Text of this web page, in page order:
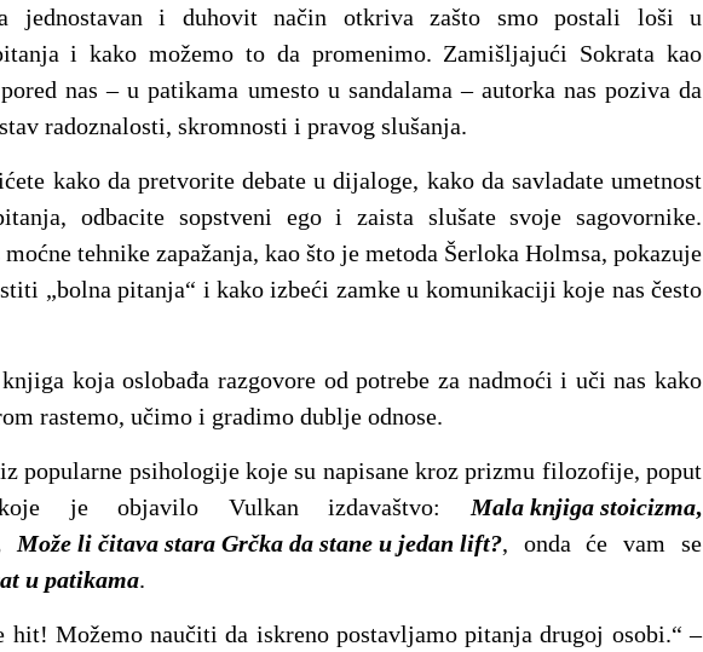
jednostavan i duhovit način otkriva zašto smo postali loši u
i kako možemo to da promenimo. Zamišljajući Sokrata kao
nas – u patikama umesto u sandalama – autorka nas poziva da
radoznalosti, skromnosti i pravog slušanja.
kako da pretvorite debate u dijaloge, kako da savladate umetnost
odbacite sopstveni ego i zaista slušate svoje sagovornike.
tehnike zapažanja, kao što je metoda Šerloka Holmsa, pokazuje
„bolna pitanja“ i kako izbeći zamke u komunikaciji koje nas često
koja oslobađa razgovore od potrebe za nadmoći i uči nas kako
rastemo, učimo i gradimo dublje odnose.
popularne psihologije koje su napisane kroz prizmu filozofije, poput
je objavilo Vulkan izdavaštvo:
Mala knjiga stoicizma,
Može li čitava stara Grčka da stane u jedan lift?, onda će vam se
u patikama.
hit! Možemo naučiti da iskreno postavljamo pitanja drugoj osobi.“ –